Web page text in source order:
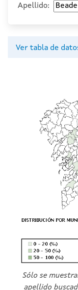
Apellido:
Ver tabla de
Sólo se
apellido